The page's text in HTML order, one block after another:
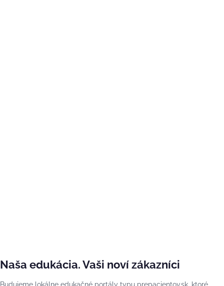
Naša edukácia. Vaši noví zákazníci
Budujeme lokálne edukačné portály typu prepacientov.sk, ktoré